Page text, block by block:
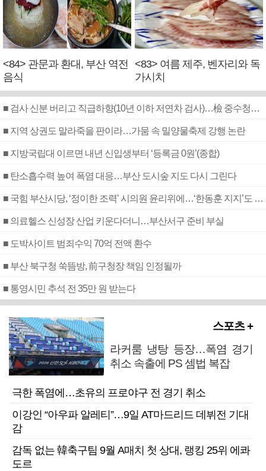
<84> 관문과 환대, 부산 역전
음식
<83> 여름 제주, 벤자리와 독
가시치
■ 검사 신분 버리고 직급하향(10년 이하 저연차 검사)…檢 중수청행 기피
■ 지역 상권도 말라죽을 판이라…가뭄 속 밀양물축제 강행 논란
■ 지방국립대 이르면 내년 신입생부터 ‘등록금 0원’(종합)
■ 탄소흡수력 높여 폭염 대응…부산 도시숲 지도 다시 그린다
■ 국힘 부산시당, ‘정이한 조력’ 시의원 윤리위에…‘한동훈 지지’도 신고접수
■ 의료헬스 신성장 산업 키운다더니…부산서구 준비 부실
■ 도박사이트 범죄수익 70억 전액 환수
■ 부산 북구청 쑥뜸방, 前구청장 책임 인정될까
■ 통영시민 추석 전 35만 원 받는다
스포츠 +
라커룸 냉탕 등장…폭염 경기
취소 속출에 PS 셈법 복잡
극한 폭염에…초유의 프로야구 전 경기 취소
이강인 “아우파 알레티”…9일 AT마드리드 데뷔전 기대
감
감독 없는 韓축구팀 9월 A매치 첫 상대, 랭킹 25위 에콰
도르